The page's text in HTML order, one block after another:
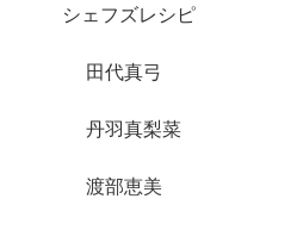
シェフズレシピ
田代真弓
丹羽真梨菜
渡部恵美